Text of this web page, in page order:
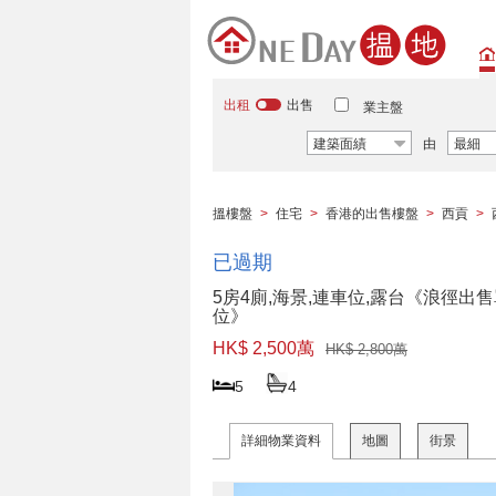
出租 出售 業主盤
建築面績 由 最細
搵樓盤 > 住宅 > 香港的出售樓盤 > 西貢 >
已過期
5房4廁,海景,連車位,露台《浪徑出
位》
HK$ 2,500萬
HK$ 2,800萬
5 4
詳細物業資料 地圖 街景